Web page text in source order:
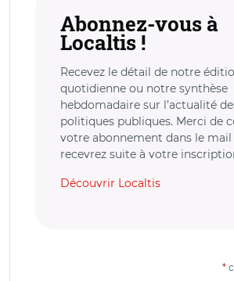
Abonnez-vous à
Localtis !
Recevez le détail de notre
quotidienne ou notre synthèse
hebdomadaire sur l’actualité
politiques publiques. Merci de
votre abonnement dans le mail
recevrez suite à votre
Découvrir Localtis
*